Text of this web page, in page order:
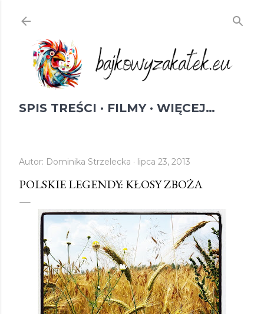
SPIS TREŚCI FILMY WIĘCEJ…
Autor: Dominika Strzelecka lipca 23, 2013
POLSKIE LEGENDY: KŁOSY ZBOŻA